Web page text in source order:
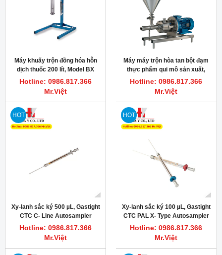
Máy khuấy trộn đồng hóa hỗn
dịch thuốc 200 lít, Model BX
Silverson
Hotline: 0986.817.366
Mr.Việt
Máy máy trộn hòa tan bột đạm
thực phẩm qui mô sản xuất,
11kW, 15Hp, Silverson FMX50
Hotline: 0986.817.366
Mr.Việt
HOT
Xy-lanh sắc ký 500 µL, Gastight
CTC C- Line Autosampler
Syringe (7.9 mm), PN: 203349
Hotline: 0986.817.366
Mr.Việt
HOT
Xy-lanh sắc ký 100 µL, Gastight
CTC PAL X- Type Autosampler
Syringe (6.6 mm), PN: 204452
Hotline: 0986.817.366
Mr.Việt